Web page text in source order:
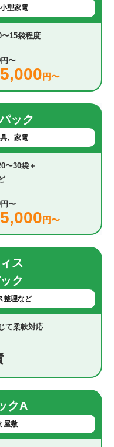
型家電
〜15袋程度
円〜
円〜
ック
、家電
〜30袋＋
円〜
円〜
ス
ク
整理など
て柔軟対応
クA
屋敷